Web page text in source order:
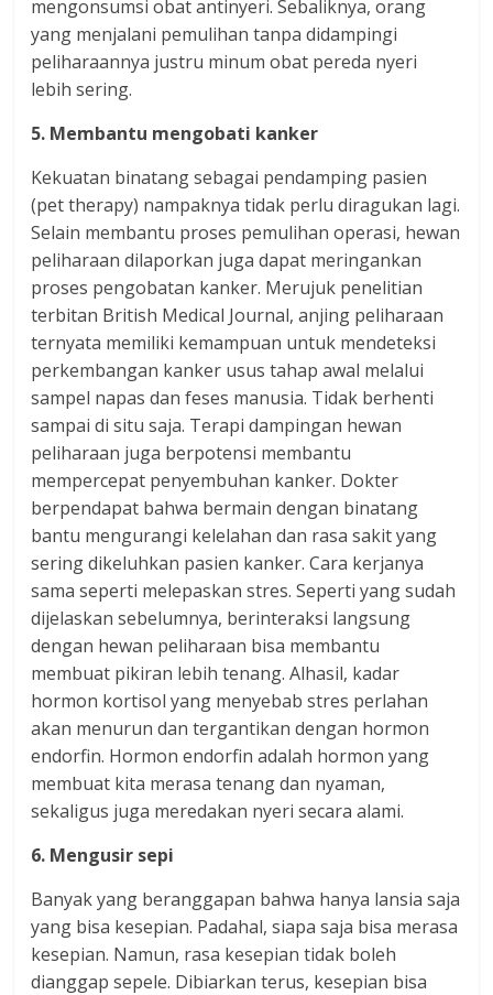
mengonsumsi obat antinyeri. Sebaliknya, orang
yang menjalani pemulihan tanpa didampingi
peliharaannya justru minum obat pereda nyeri
lebih sering.
5. Membantu mengobati kanker
Kekuatan binatang sebagai pendamping pasien
(pet therapy) nampaknya tidak perlu diragukan lagi.
Selain membantu proses pemulihan operasi, hewan
peliharaan dilaporkan juga dapat meringankan
proses pengobatan kanker. Merujuk penelitian
terbitan British Medical Journal, anjing peliharaan
ternyata memiliki kemampuan untuk mendeteksi
perkembangan kanker usus tahap awal melalui
sampel napas dan feses manusia. Tidak berhenti
sampai di situ saja. Terapi dampingan hewan
peliharaan juga berpotensi membantu
mempercepat penyembuhan kanker. Dokter
berpendapat bahwa bermain dengan binatang
bantu mengurangi kelelahan dan rasa sakit yang
sering dikeluhkan pasien kanker. Cara kerjanya
sama seperti melepaskan stres. Seperti yang sudah
dijelaskan sebelumnya, berinteraksi langsung
dengan hewan peliharaan bisa membantu
membuat pikiran lebih tenang. Alhasil, kadar
hormon kortisol yang menyebab stres perlahan
akan menurun dan tergantikan dengan hormon
endorfin. Hormon endorfin adalah hormon yang
membuat kita merasa tenang dan nyaman,
sekaligus juga meredakan nyeri secara alami.
6. Mengusir sepi
Banyak yang beranggapan bahwa hanya lansia saja
yang bisa kesepian. Padahal, siapa saja bisa merasa
kesepian. Namun, rasa kesepian tidak boleh
dianggap sepele. Dibiarkan terus, kesepian bisa